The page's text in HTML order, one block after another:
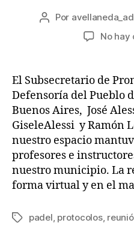
Autor
Por
No hay
El Subsecretario de
Defensoría del Pueblo
Buenos Aires, José
GiseleAlessi y Ramón
nuestro espacio
profesores e
nuestro municipio. La
forma virtual y en el
Etiquetas
padel protocolos,